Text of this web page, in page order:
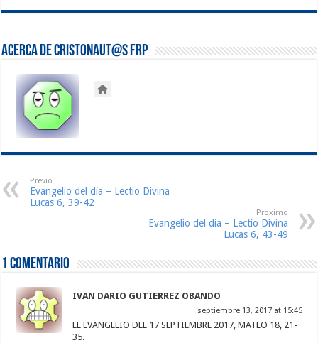
Acerca de Cristonaut@s FRP
Previo
Evangelio del día – Lectio Divina
Lucas 6, 39-42
Proximo
Evangelio del día – Lectio Divina
Lucas 6, 43-49
1 comentario
IVAN DARIO GUTIERREZ OBANDO
septiembre 13, 2017 at 15:45
EL EVANGELIO DEL 17 SEPTIEMBRE 2017, MATEO 18, 21-
35.